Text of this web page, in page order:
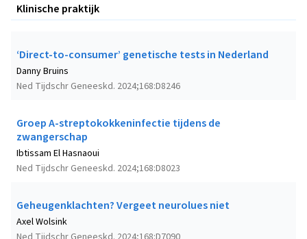
Klinische praktijk
‘Direct-to-consumer’ genetische tests in Nederland
Ned Tijdschr Geneeskd. 2024;168:D8246
Danny Bruins
Groep A-streptokokkeninfectie tijdens de
zwangerschap
Ned Tijdschr Geneeskd. 2024;168:D8023
Ibtissam El Hasnaoui
Geheugenklachten? Vergeet neurolues niet
Axel Wolsink